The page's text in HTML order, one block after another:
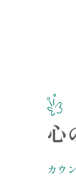
心
カウ